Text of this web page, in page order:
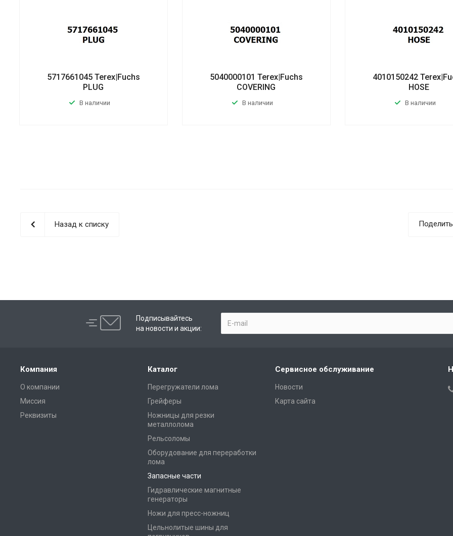
5717661045 Terex|Fuchs
PLUG
В наличии
5040000101 Terex|Fuchs
COVERING
В наличии
4010150242
HOSE
В наличии
Назад к списку
Подписывайтесь
на новости и акции:
Компания
О компании
Миссия
Реквизиты
Каталог
Перегружатели лома
Грейферы
Ножницы для резки
металлолома
Рельсоломы
Оборудование для переработки
лома
Запасные части
Гидравлические магнитные
генераторы
Ножи для пресс-ножниц
Цельнолитые шины для
Сервисное обслуживание
Новости
Карта сайта